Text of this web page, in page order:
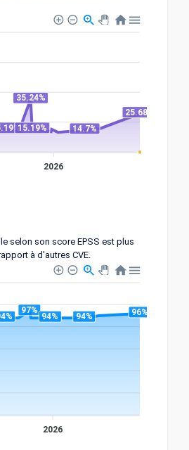
35.24%
15.19% 14.7%
25.68%
2026
selon son score EPSS est plus
à d'autres CVE.
97%
94% 94% 96%
2026